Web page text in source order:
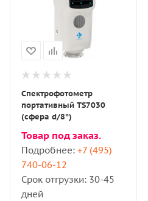
Спектрофотометр
портативный ТS7030
(сфера d/8°)
Товар под заказ.
Подробнее: +7 (495)
740-06-12
Срок отгрузки: 30-45
дней